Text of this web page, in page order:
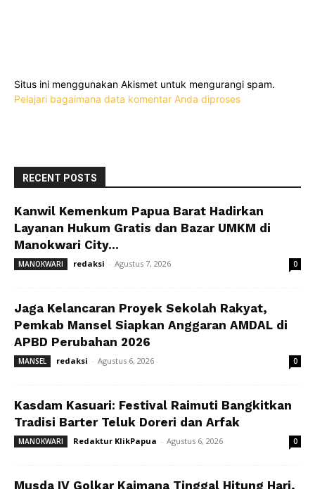
Situs ini menggunakan Akismet untuk mengurangi spam.
Pelajari bagaimana data komentar Anda diproses
RECENT POSTS
Kanwil Kemenkum Papua Barat Hadirkan
Layanan Hukum Gratis dan Bazar UMKM di
Manokwari City...
MANOKWARI redaksi - Agustus 7, 2026 0
Jaga Kelancaran Proyek Sekolah Rakyat,
Pemkab Mansel Siapkan Anggaran AMDAL di
APBD Perubahan 2026
MANSEL redaksi - Agustus 6, 2026 0
Kasdam Kasuari: Festival Raimuti Bangkitkan
Tradisi Barter Teluk Doreri dan Arfak
MANOKWARI Redaktur KlikPapua - Agustus 6, 2026 0
Musda IV Golkar Kaimana Tinggal Hitung Hari,